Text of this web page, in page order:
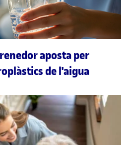
aposta per
de l'aigua